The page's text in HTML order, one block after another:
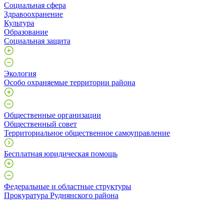
Социальная сфера
Здравоохранение
Культура
Образование
Социальная защита
Экология
Особо охраняемые территории района
Общественные организации
Общественный совет
Территориальное общественное самоуправление
Бесплатная юридическая помощь
Федеральные и областные структуры
Прокуратура Руднянского района